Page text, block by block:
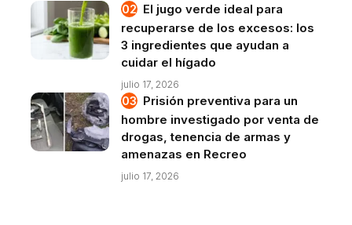
El jugo verde ideal para
recuperarse de los excesos: los
3 ingredientes que ayudan a
cuidar el hígado
julio 17, 2026
Prisión preventiva para un
hombre investigado por venta de
drogas, tenencia de armas y
amenazas en Recreo
julio 17, 2026